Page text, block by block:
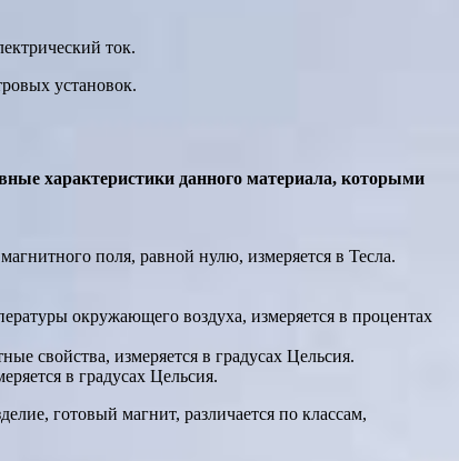
ток.
установок.
характеристики данного материала, которыми
поля, равной нулю, измеряется в Тесла.
окружающего воздуха, измеряется в процентах
свойства, измеряется в градусах Цельсия.
в градусах Цельсия.
готовый магнит, различается по классам,